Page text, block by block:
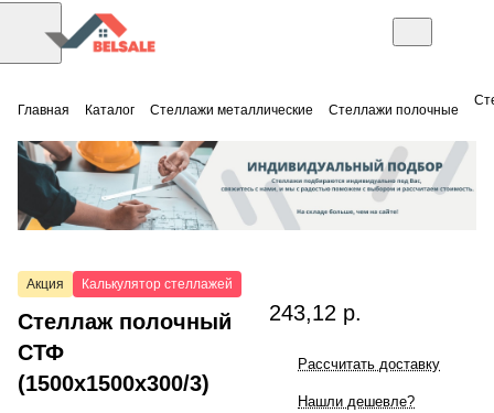
Главная Каталог Стеллажи металлические Стеллажи полочные
Акция Калькулятор стеллажей
Стеллаж полочный
СТФ
(1500x1500x300/3)
243,12 р.
Рассчитать доставку
Нашли дешевле?